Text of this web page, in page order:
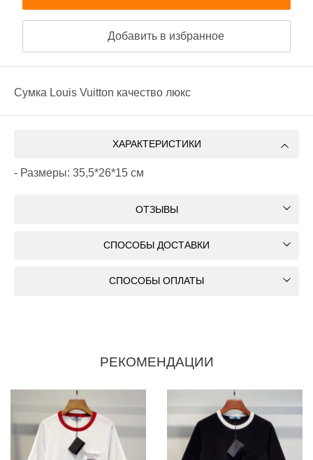
Добавить в избранное
Сумка Louis Vuitton качество люкс
ХАРАКТЕРИСТИКИ
- Размеры: 35,5*26*15 см
ОТЗЫВЫ
СПОСОБЫ ДОСТАВКИ
СПОСОБЫ ОПЛАТЫ
РЕКОМЕНДАЦИИ